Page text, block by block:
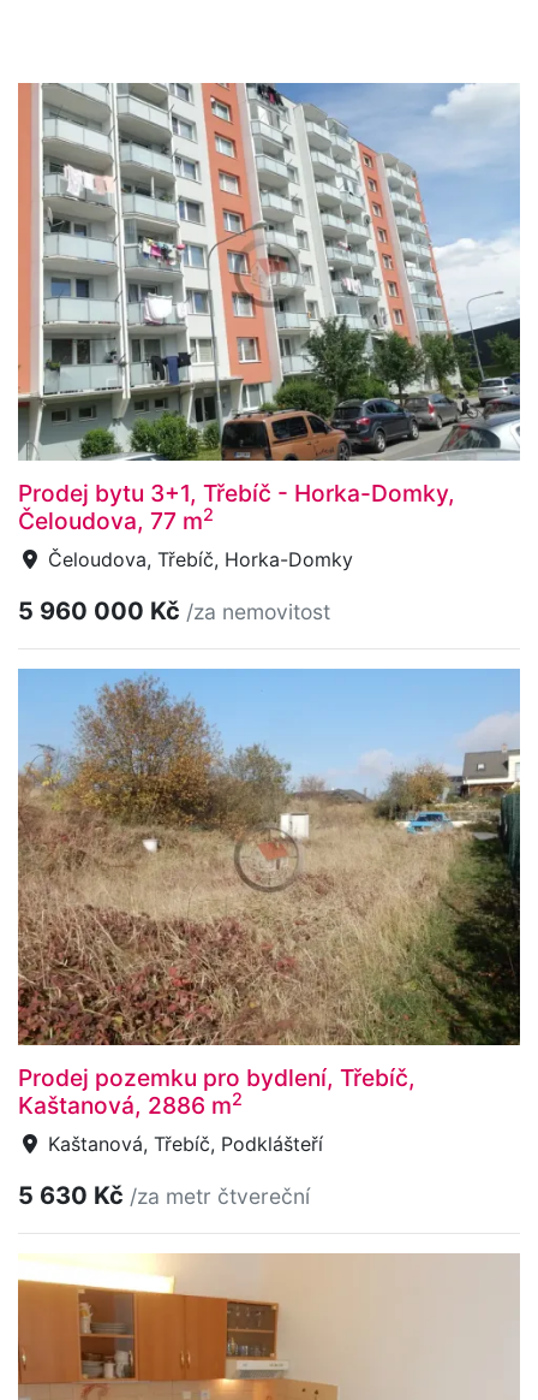
Prodej bytu 3+1, Třebíč - Horka-Domky,
Čeloudova, 77 m2
Čeloudova, Třebíč, Horka-Domky
5 960 000 Kč /za nemovitost
Prodej pozemku pro bydlení, Třebíč,
Kaštanová, 2886 m2
Kaštanová, Třebíč, Podklášteří
5 630 Kč /za metr čtvereční